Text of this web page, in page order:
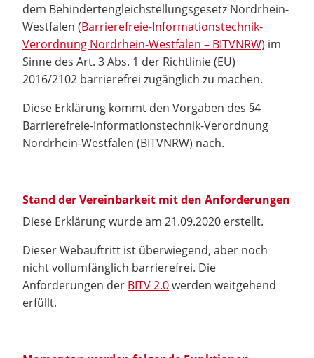
dem Behindertengleichstellungsgesetz Nordrhein-
Westfalen (Barrierefreie-Informationstechnik-
Verordnung Nordrhein-Westfalen – BITVNRW) im
Sinne des Art. 3 Abs. 1 der Richtlinie (EU)
2016/2102 barrierefrei zugänglich zu machen.
Diese Erklärung kommt den Vorgaben des §4
Barrierefreie-Informationstechnik-Verordnung
Nordrhein-Westfalen (BITVNRW) nach.
Stand der Vereinbarkeit mit den Anforderungen
Diese Erklärung wurde am 21.09.2020 erstellt.
Dieser Webauftritt ist überwiegend, aber noch
nicht vollumfänglich barrierefrei. Die
Anforderungen der BITV 2.0werden weitgehend
erfüllt.